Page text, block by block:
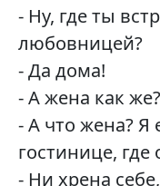
- Ну, где ты
любовницей?
- Да дома!
- А жена как же?
- А что жена? Я
гостинице, где
- Ни хрена